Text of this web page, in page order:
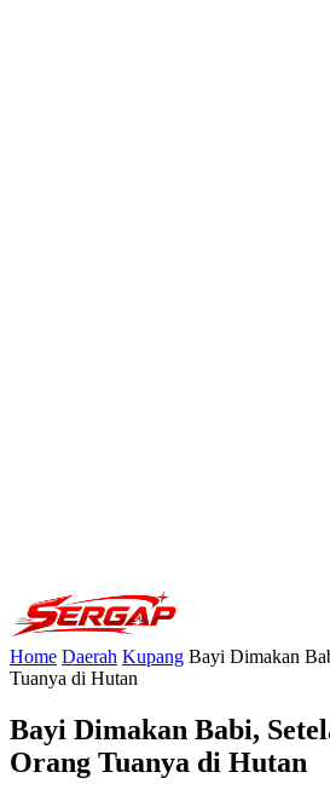
Home Daerah Kupang Bayi Dimakan
Tuanya di Hutan
Bayi Dimakan Babi,
Orang Tuanya di Hutan